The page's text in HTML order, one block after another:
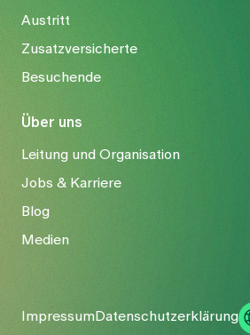
Austritt
Zusatzversicherte
Besuchende
Über uns
Leitung und Organisation
Jobs & Karriere
Blog
Medien
ImpressumDatenschutzerklärung